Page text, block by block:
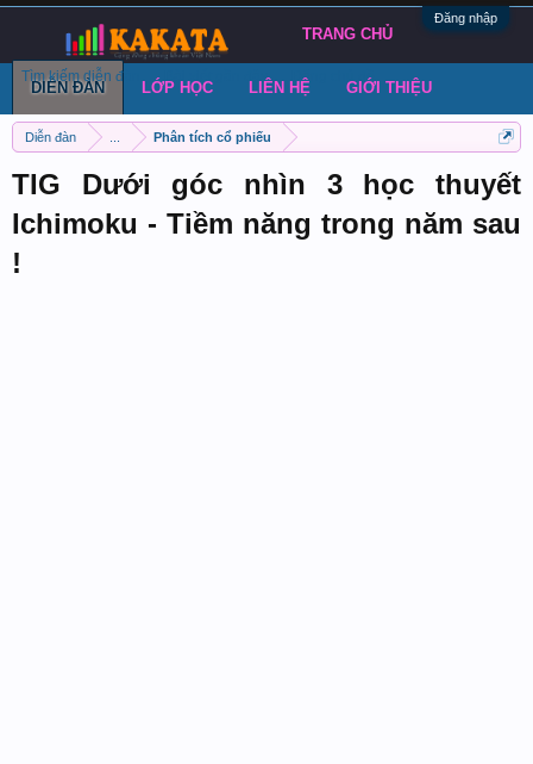
Đăng nhập
Diễn đàn Phân tích cổ phiếu
TIG Dưới góc nhìn 3 học thuyết
Ichimoku - Tiềm năng trong năm sau
!
TRANG CHỦ
DIỄN ĐÀN
Tìm kiếm diễn đàn Bài viết gần đây Đăng chủ đề
LỚP HỌC LIÊN HỆ GIỚI THIỆU